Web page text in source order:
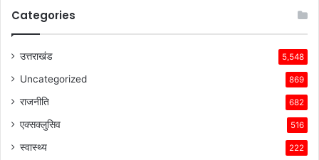
Categories
उत्तराखंड 5,548
Uncategorized 869
राजनीति 682
एक्सक्लुसिव 516
स्वास्थ्य 222